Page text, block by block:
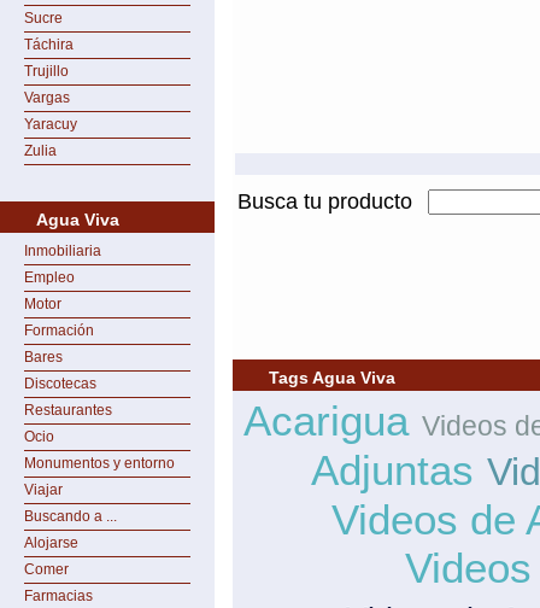
Sucre
Táchira
Trujillo
Vargas
Yaracuy
Zulia
Agua Viva
Inmobiliaria
Empleo
Motor
Formación
Bares
Discotecas
Restaurantes
Ocio
Monumentos y entorno
Viajar
Buscando a ...
Alojarse
Comer
Farmacias
Busca tu producto
Tags Agua Viva
Acarigua Videos
Adjuntas
Videos de